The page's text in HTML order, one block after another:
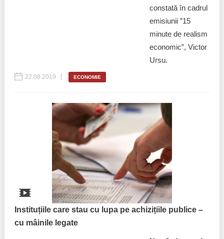
constată în cadrul
emisiunii ”15
minute de realism
economic”, Victor
Ursu.
22.08.2019 ECONOMIE
Instituțiile care stau cu lupa pe achizițiile publice –
cu mâinile legate